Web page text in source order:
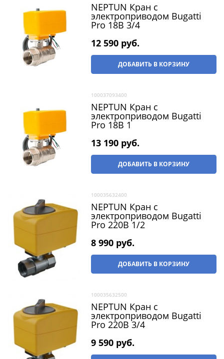
NEPTUN Кран с
электроприводом Bugatti
Pro 18В 3/4
12 590 руб.
ДОБАВИТЬ В КОРЗИНУ
100037093400
NEPTUN Кран с
электроприводом Bugatti
Pro 18В 1
13 190 руб.
ДОБАВИТЬ В КОРЗИНУ
100035632400
NEPTUN Кран с
электроприводом Bugatti
Pro 220В 1/2
8 990 руб.
ДОБАВИТЬ В КОРЗИНУ
100035632500
NEPTUN Кран с
электроприводом Bugatti
Pro 220В 3/4
9 590 руб.